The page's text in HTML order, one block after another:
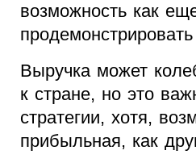
возможность как
Выручка может
к стране, но это
стратегии, хотя,
прибыльная, как